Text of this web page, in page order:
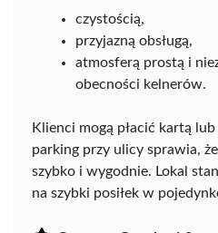
czystością,
przyjazną obsługą,
atmosferą prostą i
obecności kelnerów.
Klienci mogą płacić kartą
parking przy ulicy sprawia,
szybko i wygodnie. Lokal
na szybki posiłek w